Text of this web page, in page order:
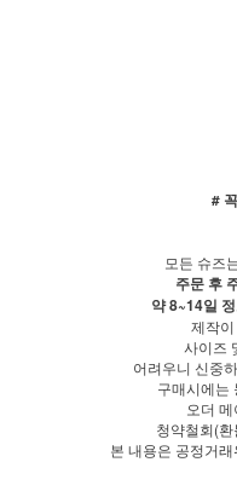
#
모든 슈즈
주문 후
약 8~14일
제작
사이즈
어려우니 신중
구매시에는
오더
청약철회(
본 내용은 공정거